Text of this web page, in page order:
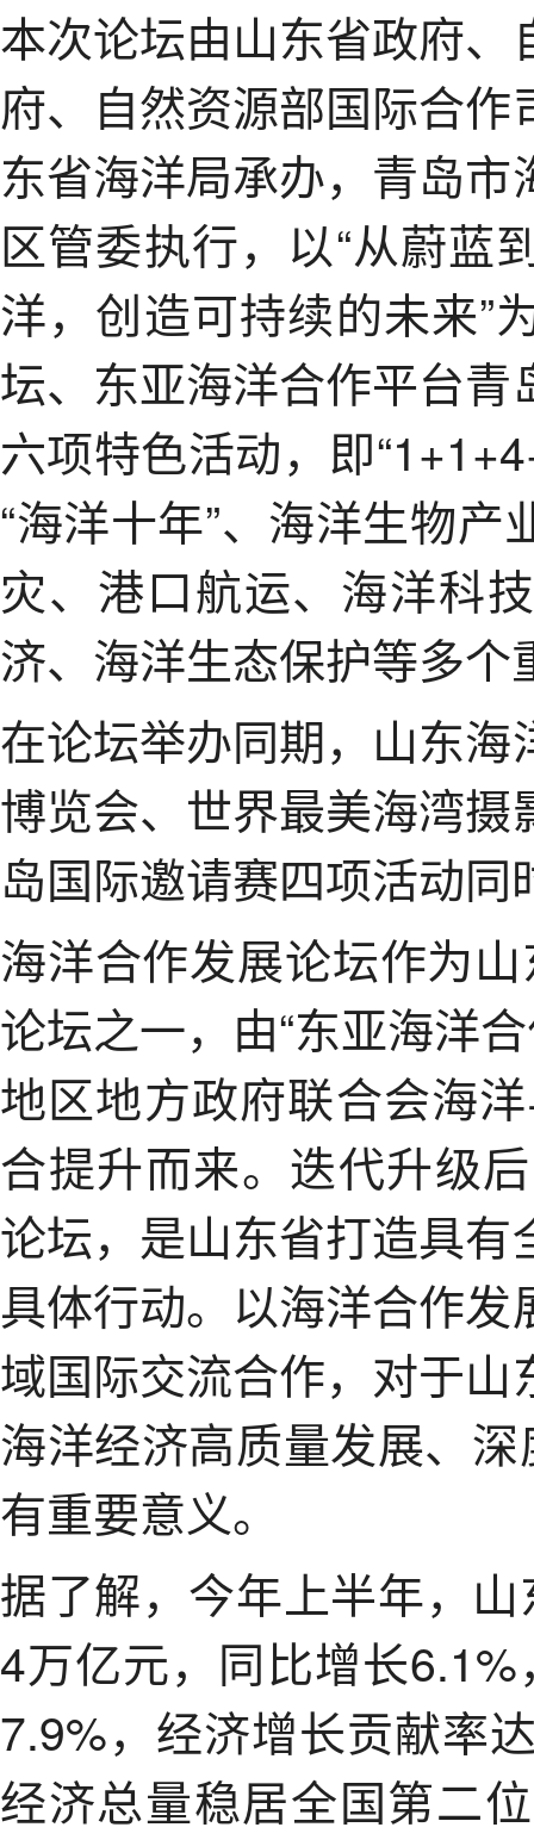
本次论坛由山东省政府
府、自然资源部国际合
东省海洋局承办，青岛
区管委执行，以“从蔚
洋，创造可持续的未来”
坛、东亚海洋合作平台
六项特色活动，即
“海洋十年”、海洋生物
灾、港口航运、海洋科
济、海洋生态保护等多个
在论坛举办同期，山东
博览会、世界最美海湾
岛国际邀请赛四项活动同
海洋合作发展论坛作为
论坛之一，由“东亚海洋
地区地方政府联合会海
合提升而来。迭代升级
论坛，是山东省打造具
具体行动。以海洋合作
域国际交流合作，对于
海洋经济高质量发展、
有重要意义。
据了解，今年上半年，
4万亿元，同比增长
7.9%，经济增长贡献率
经济总量稳居全国第二